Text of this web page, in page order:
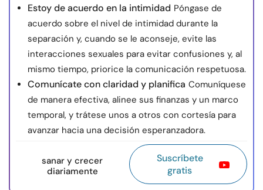
Estoy de acuerdo en la intimidad Póngase de
acuerdo sobre el nivel de intimidad durante la
separación y, cuando se le aconseje, evite las
interacciones sexuales para evitar confusiones y, al
mismo tiempo, priorice la comunicación respetuosa.
Comunícate con claridad y planifica Comuníquese
de manera efectiva, alinee sus finanzas y un marco
temporal, y trátese unos a otros con cortesía para
avanzar hacia una decisión esperanzadora.
sanar y crecer
diariamente
Suscríbete
gratis